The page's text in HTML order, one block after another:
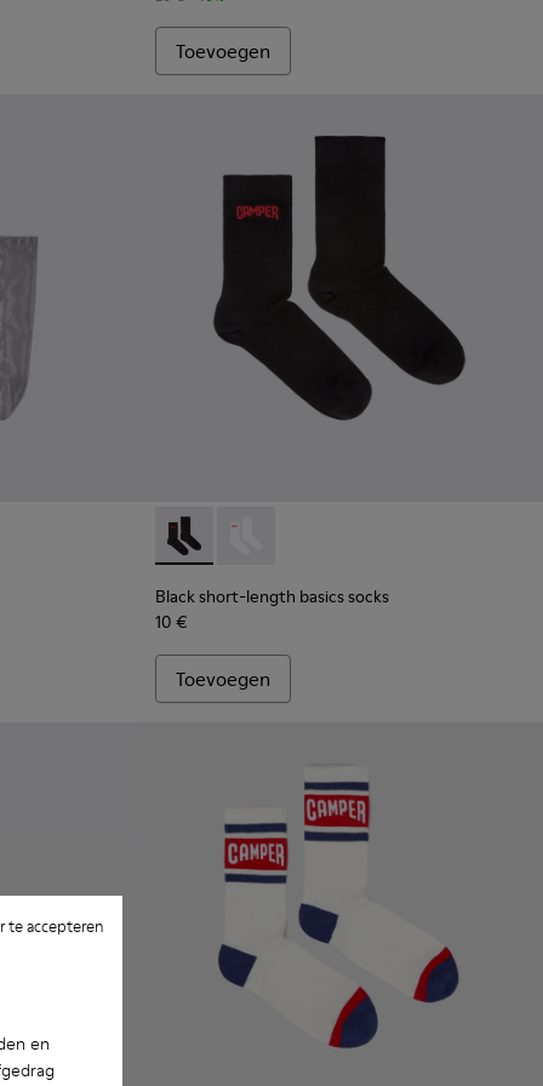
en
te accepteren
Toevoegen
Black short-length basics socks -
Black short-length basics socks
10 €
Toevoegen